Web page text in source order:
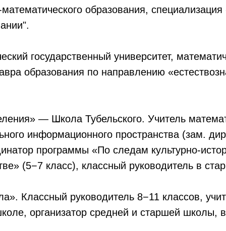
образования,
государственный университет,
образования по направлению
— Школа Тубельского. Учитель
информационного пространства (зам.
программы «По следам культурно-
(5−7 класс), классный руководитель в
Классный руководитель 8−11 классов,
организатор средней и старшей школы,